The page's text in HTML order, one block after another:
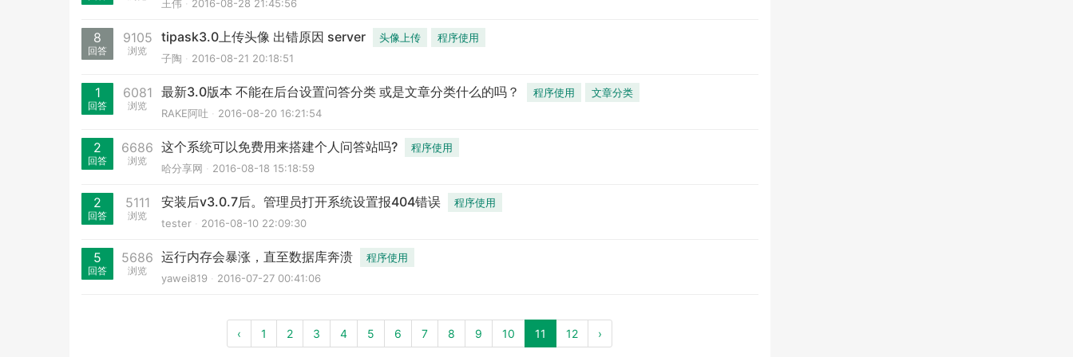
王伟 2016-08-28 21:45:56
8
回答
9105
浏览
tipask3.0上传头像 出错原因 server 头像上传
程序使用
子陶
2016-08-21 20:18:51
1
回答
6081
浏览
最新3.0版本 不能在后台设置问答分类 或是文章分类什么的吗？ 程序使用
文章分类
RAKE阿吐
2016-08-20 16:21:54
2
回答
6686
浏览
这个系统可以免费用来搭建个人问答站吗?
程序使用
哈分享网
2016-08-18 15:18:59
2
回答
5111
浏览
安装后v3.0.7后。管理员打开系统设置报404错误
程序使用
tester
2016-08-10 22:09:30
5
回答
5686
浏览
运行内存会暴涨，直至数据库奔溃
程序使用
yawei819
2016-07-27 00:41:06
‹ 1 2 3 4 5 6 7 8 9 10 11 12 ›